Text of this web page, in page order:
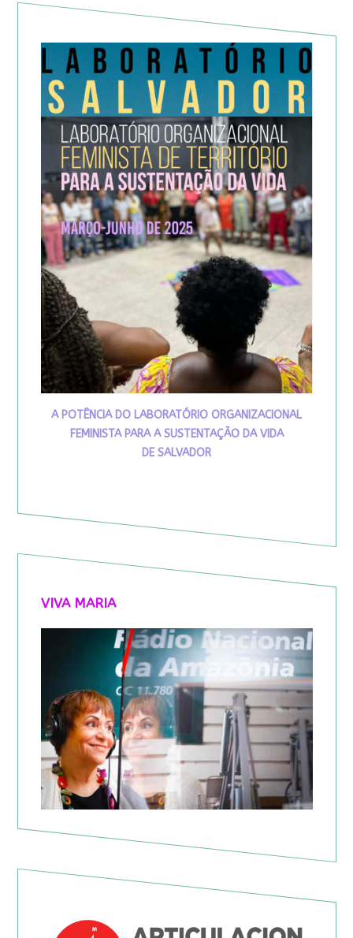
A POTÊNCIA DO LABORATÓRIO ORGANIZACIONAL
FEMINISTA PARA A SUSTENTAÇÃO DA VIDA
DE SALVADOR
VIVA MARIA